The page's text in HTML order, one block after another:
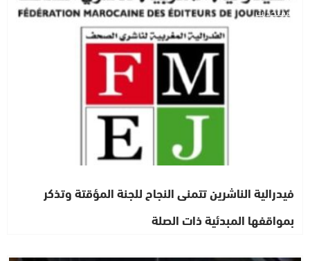
مستجدات
فيدرالية الناشرين تتمنى النجاح للجنة المؤقتة وتذكر
بمواقفها المبدئية ذات الصلة